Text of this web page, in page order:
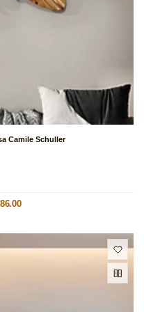
Camile Schuller